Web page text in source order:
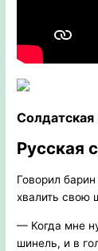
Русская
Говорил
хвалить свою
— Когда мне
шинель, и в